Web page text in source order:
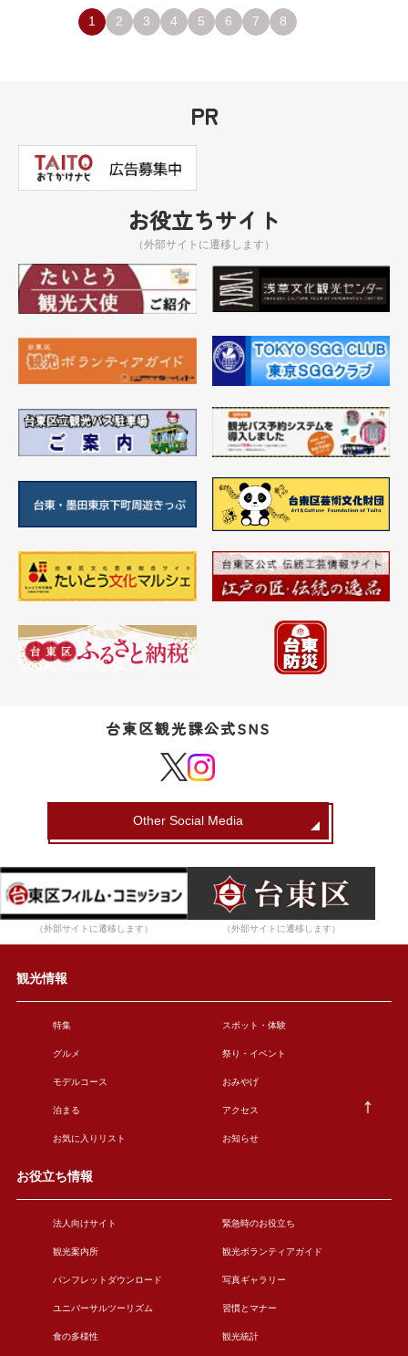
1 2 3 4 5 6 7 8
PR
お役立ちサイト
（外部サイトに遷移します）
台東区観光課公式SNS
Other Social Media
（外部サイトに遷移します） （外部サイトに遷移します）
観光情報
特集 スポット・体験
グルメ 祭り・イベント
モデルコース おみやげ
泊まる アクセス
お気に入りリスト お知らせ
お役立ち情報
法人向けサイト 緊急時のお役立ち
観光案内所 観光ボランティアガイド
パンフレットダウンロード 写真ギャラリー
ユニバーサルツーリズム 習慣とマナー
食の多様性 観光統計